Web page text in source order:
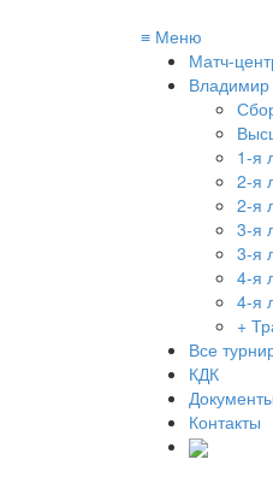
≡ Меню
Матч-
Владимир
1-я
2-я
2-я
3-я
3-я
4-я
4-я
+
Все
КДК
Документы
Контакты